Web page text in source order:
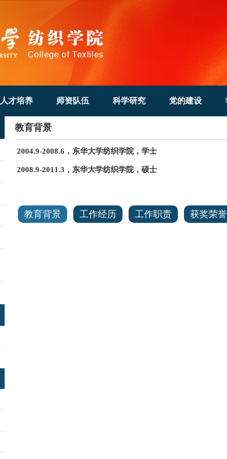
人才培养 师资队伍 科学研究 党的建设
教育背景
2004.9-2008.6，东华大学纺织学院，学士
2008.9-2011.3，东华大学纺织学院，硕士
教育背景 工作经历 工作职责 获奖荣誉